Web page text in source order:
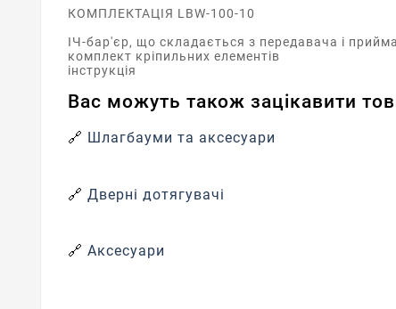
КОМПЛЕКТАЦІЯ LBW-100-10
ІЧ-бар'єр, що складається з передавача і
комплект кріпильних елементів
інструкція
Вас можуть також зацікавити
🔗 Шлагбауми та аксесуари
🔗 Дверні дотягувачі
🔗 Аксесуари